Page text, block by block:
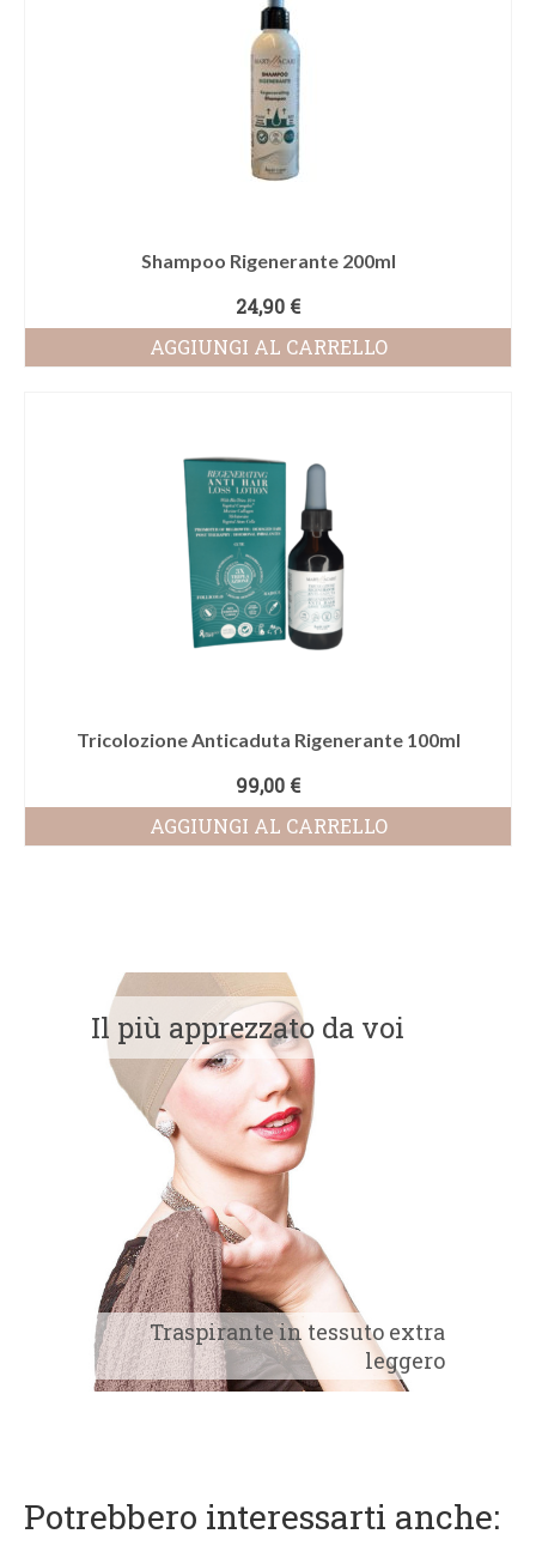
varianti.
Le
opzioni
possono
essere
scelte
nella
prodotto
Shampoo Rigenerante 200ml
24,90 €
AGGIUNGI AL CARRELLO
Tricolozione Anticaduta Rigenerante 100ml
99,00 €
AGGIUNGI AL CARRELLO
Il più apprezzato da voi
Traspirante in tessuto extra
leggero
Potrebbero interessarti anche: